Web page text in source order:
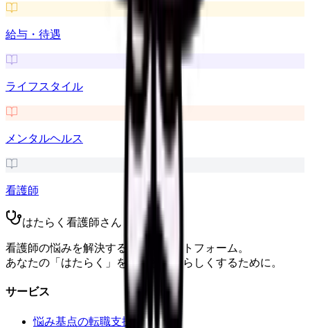
給与・待遇
ライフスタイル
メンタルヘルス
看護師
はたらく看護師さん
看護師の悩みを解決する総合プラットフォーム。
あなたの「はたらく」をもっと自分らしくするために。
サービス
悩み基点の転職支援